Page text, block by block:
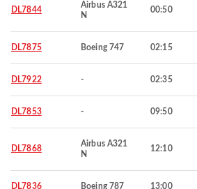
DL7844
Airbus A321
N
00:50
DL7875 Boeing 747 02:15
DL7922 - 02:35
DL7853 - 09:50
DL7868
Airbus A321
N
12:10
DL7836 Boeing 787 13:00